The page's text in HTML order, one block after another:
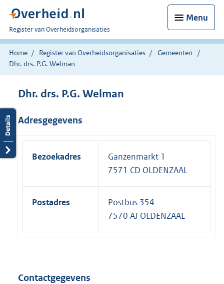
Menu
U
bent
nu
hier:
Register van Overheidsorganisaties
Home Register van Overheidsorganisaties
Gemeenten
Dhr. drs. P.G. Welman
Dhr. drs. P.G. Welman
Adresgegevens
Bezoekadres
Ganzenmarkt 1
7571 CD OLDENZAAL
Postadres
Postbus 354
7570 AJ OLDENZAAL
Contactgegevens